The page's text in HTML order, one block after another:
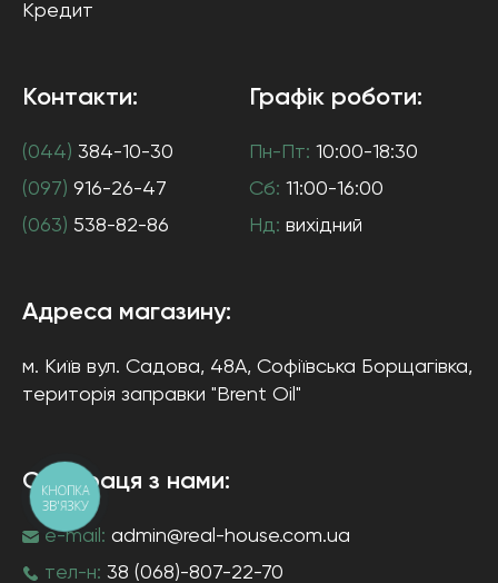
Кредит
Контакти:
(044) 384-10-30
(097) 916-26-47
(063) 538-82-86
Графік роботи:
Пн-Пт: 10:00-18:30
Сб: 11:00-16:00
Нд: вихідний
Адреса магазину:
м. Київ вул. Садова, 48А, Софіївська Борщагівка,
територія заправки "Brent Oil"
Співпраця з нами:
e-mail: admin@real-house.com.ua
тел-н: 38 (068)-807-22-70
КНОПКА
ЗВ'ЯЗКУ